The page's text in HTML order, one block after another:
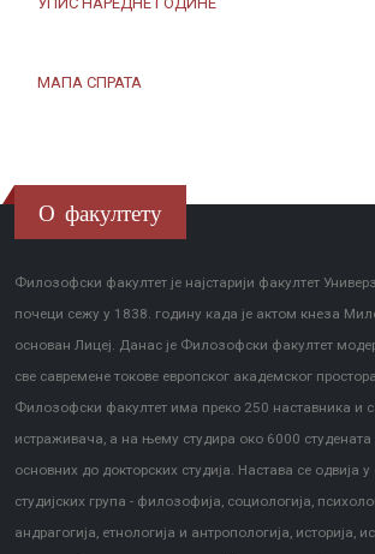
МАПА СПРАТА
О факултету
Филозофски факултет је најстарији факултет
почеци сежу у 1838. годину када је актом кнеза
основан Лицеј. Данас је Филозофски факултет
све савремене токове европског академског
Филозофски факултет има преко 250 наставника и
истраживача, а на њему студира око 6000
основних до докторских студија. Настава се одвија у
студијских група - филозофија, социологија,
андрагогија, етнологија и антропологија, историја,